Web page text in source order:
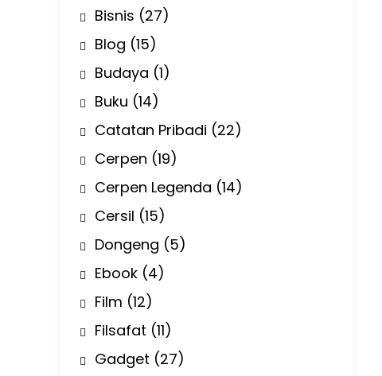
Bisnis (27)
Blog (15)
Budaya (1)
Buku (14)
Catatan Pribadi (22)
Cerpen (19)
Cerpen Legenda (14)
Cersil (15)
Dongeng (5)
Ebook (4)
Film (12)
Filsafat (11)
Gadget (27)